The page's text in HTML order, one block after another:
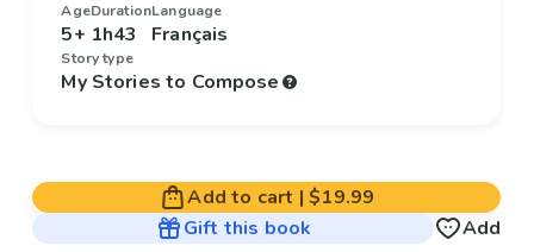
Age
5+
Duration
1h43
Language
Français
Story type
My Stories to Compose
Add to cart |$19.99
Gift this book
Add